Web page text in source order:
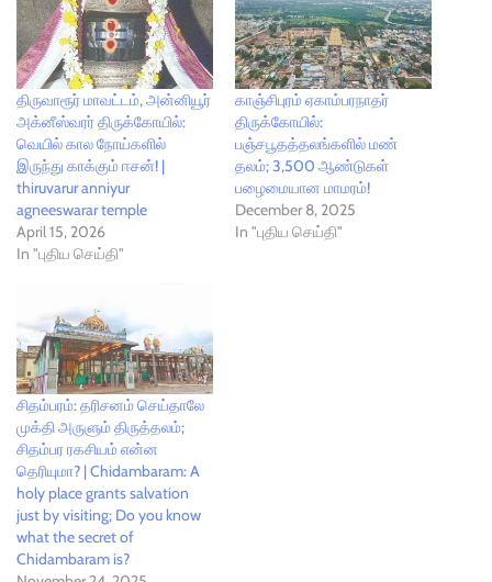
திருவாரூர் மாவட்டம், அன்னியூர்
அக்னீஸ்வரர் திருக்கோயில்:
வெயில் கால நோய்களில்
இருந்து காக்கும் ஈசன்! |
thiruvarur anniyur
agneeswarar temple
April 15, 2026
In "புதிய செய்தி"
காஞ்சிபுரம் ஏகாம்பரநாதர்
திருக்கோயில்:
பஞ்சபூதத்தலங்களில் மண்
தலம்; 3,500 ஆண்டுகள்
பழைமையான மாமரம்!
December 8, 2025
In "புதிய செய்தி"
சிதம்பரம்: தரிசனம் செய்தாலே
முக்தி அருளும் திருத்தலம்;
சிதம்பர ரகசியம் என்ன
தெரியுமா? | Chidambaram: A
holy place grants salvation
just by visiting; Do you know
what the secret of
Chidambaram is?